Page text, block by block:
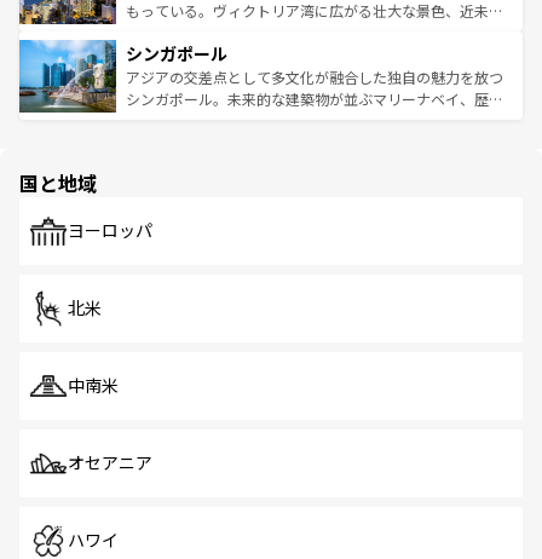
が旅行者を迎えてくれるので、きっと忘れられない旅にな
参照してほしい。
いビーチでリゾート気分を楽しむことができる。タイ料理
激する。気候は一年中温暖で、どの季節にも異なる楽しみ
が待っている。親しみやすいタイの人々、仏教を中心とし
た文化、そして多様な観光資源が、訪れる旅人を魅了し続
もっている。ヴィクトリア湾に広がる壮大な景色、近未来
み、どこを訪れても感動するはず。観光スポットが密集し
ており、効率よく見どころを回れるのも魅力。息をのむよ
うな絶景から文化的な体験まで、香港を存分に楽しみ尽く
シンガポール
アジアの交差点として多文化が融合した独自の魅力を放つ
シンガポール。未来的な建築物が並ぶマリーナベイ、歴史
で、ホーカーズは地元の風情を楽しめる外せないスポット
国と地域
ヨーロッパ
北米
中南米
オセアニア
ハワイ